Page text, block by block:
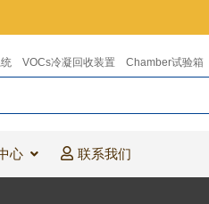
VOCs冷凝回收装置 Chamber试验箱
心 联系我们